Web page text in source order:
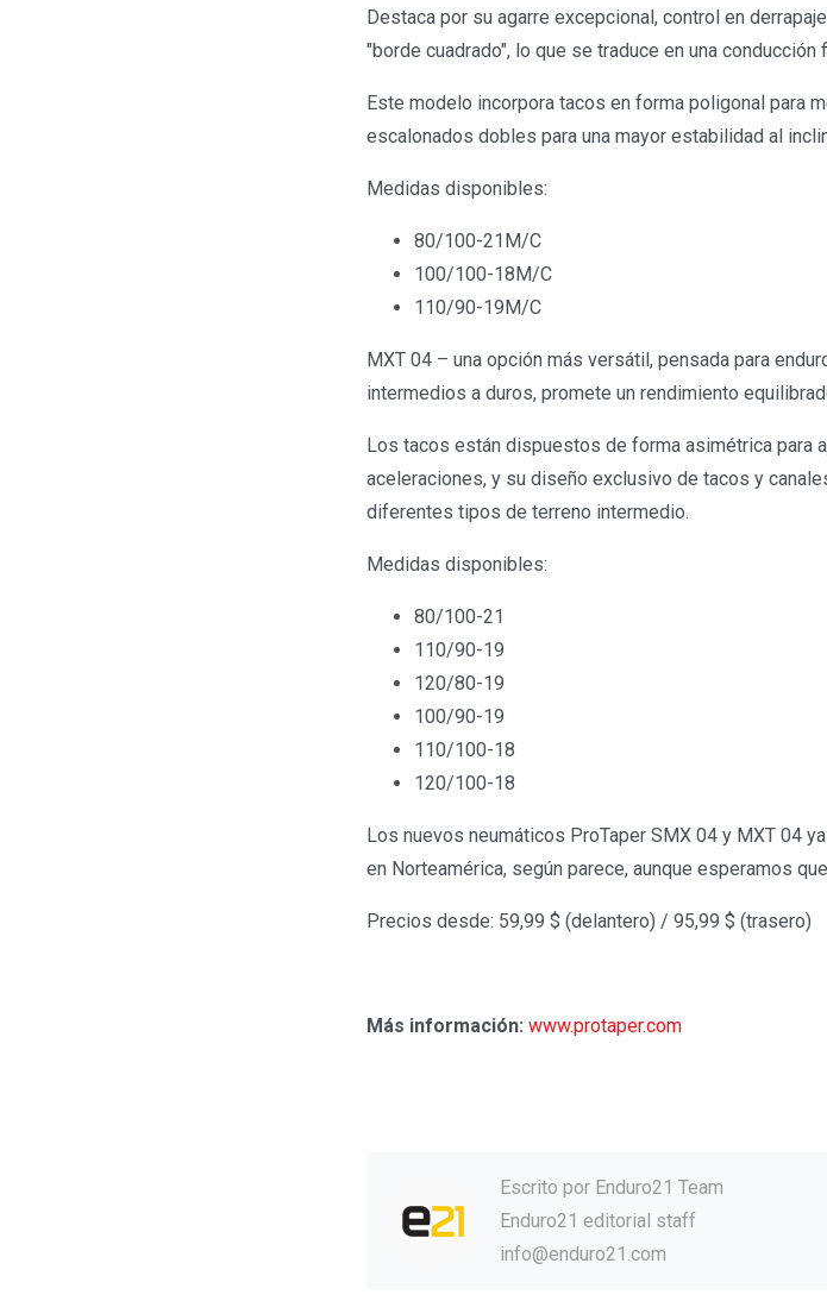
Destaca por su agarre excepcional, control en
"borde cuadrado", lo que se traduce en una conducción
Este modelo incorpora tacos en forma poligonal para
escalonados dobles para una mayor estabilidad al
Medidas disponibles:
80/100-21M/C
100/100-18M/C
110/90-19M/C
MXT 04 – una opción más versátil, pensada para
intermedios a duros, promete un rendimiento
Los tacos están dispuestos de forma asimétrica para
aceleraciones, y su diseño exclusivo de tacos y
diferentes tipos de terreno intermedio.
Medidas disponibles:
80/100-21
110/90-19
120/80-19
100/90-19
110/100-18
120/100-18
Los nuevos neumáticos ProTaper SMX 04 y MXT 04
en Norteamérica, según parece, aunque esperamos
Precios desde: 59,99 $ (delantero) / 95,99 $ (trasero)
Más información: www.protaper.com
Escrito por Enduro21 Team
Enduro21 editorial staff
info@enduro21.com